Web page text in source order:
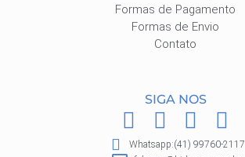
Formas de Pagamento
Formas de Envio
Contato
SIGA NOS
F
a
I
n
P
i
W
h
Whatsapp:(41) 99760-2117